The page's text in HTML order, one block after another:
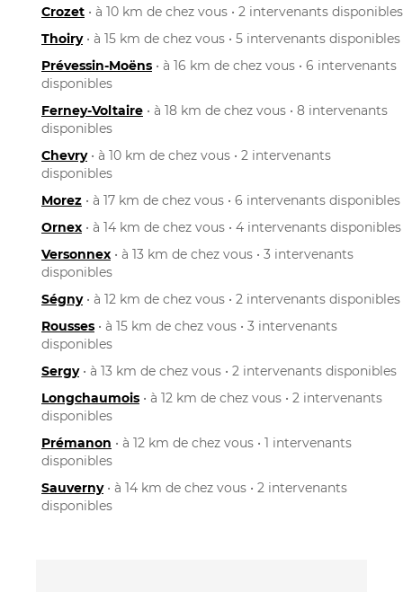
Crozet • à 10 km de chez vous • 2 intervenants disponibles
Thoiry• à 15 km de chez vous • 5 intervenants disponibles
Prévessin-Moëns • à 16 km de chez vous • 6 intervenants
disponibles
Ferney-Voltaire • à 18 km de chez vous • 8 intervenants
disponibles
Chevry• à 10 km de chez vous • 2 intervenants
disponibles
Morez • à 17 km de chez vous • 6 intervenants disponibles
Ornex • à 14 km de chez vous • 4 intervenants disponibles
Versonnex • à 13 km de chez vous • 3 intervenants
disponibles
Ségny• à 12 km de chez vous • 2 intervenants disponibles
Rousses • à 15 km de chez vous • 3 intervenants
disponibles
Sergy• à 13 km de chez vous • 2 intervenants disponibles
Longchaumois • à 12 km de chez vous • 2 intervenants
disponibles
Prémanon • à 12 km de chez vous • 1 intervenants
disponibles
Sauverny• à 14 km de chez vous • 2 intervenants
disponibles